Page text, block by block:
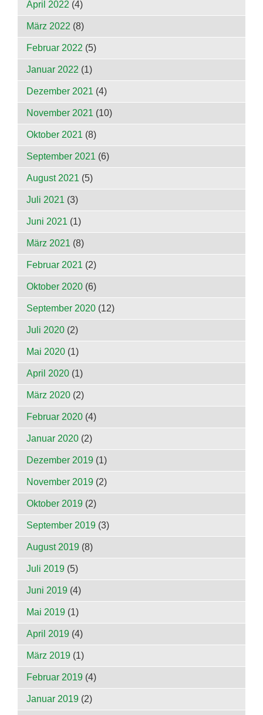
April 2022 (4)
März 2022 (8)
Februar 2022 (5)
Januar 2022 (1)
Dezember 2021 (4)
November 2021 (10)
Oktober 2021 (8)
September 2021 (6)
August 2021 (5)
Juli 2021 (3)
Juni 2021 (1)
März 2021 (8)
Februar 2021 (2)
Oktober 2020 (6)
September 2020 (12)
Juli 2020 (2)
Mai 2020 (1)
April 2020 (1)
März 2020 (2)
Februar 2020 (4)
Januar 2020 (2)
Dezember 2019 (1)
November 2019 (2)
Oktober 2019 (2)
September 2019 (3)
August 2019 (8)
Juli 2019 (5)
Juni 2019 (4)
Mai 2019 (1)
April 2019 (4)
März 2019 (1)
Februar 2019 (4)
Januar 2019 (2)